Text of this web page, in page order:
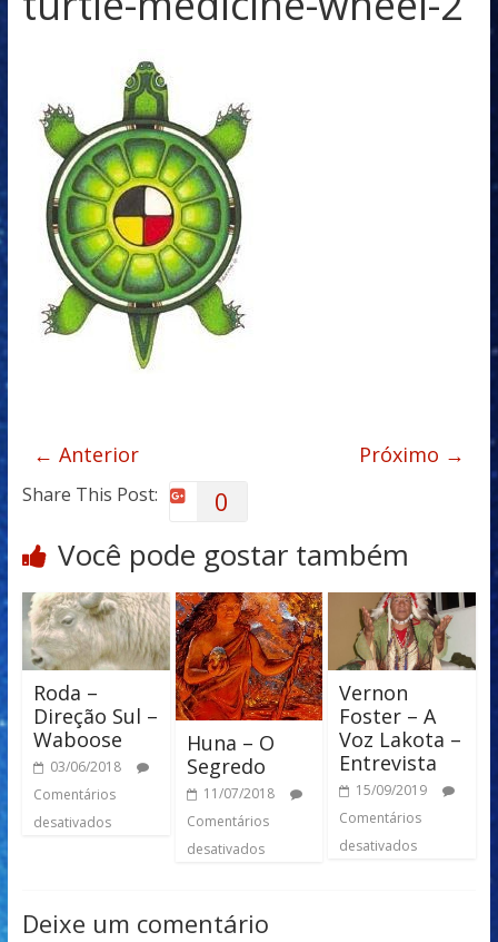
← Anterior Próximo →
Share This Post: 0
Você pode gostar também
Roda –
Direção Sul –
Waboose
03/06/2018
Comentários
desativados
Huna – O
Segredo
11/07/2018
Comentários
desativados
Vernon
Foster – A
Voz Lakota –
Entrevista
15/09/2019
Comentários
desativados
Deixe um comentário